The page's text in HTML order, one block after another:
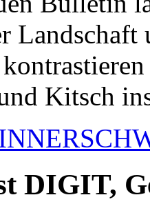
Kitsch
DIGIT,